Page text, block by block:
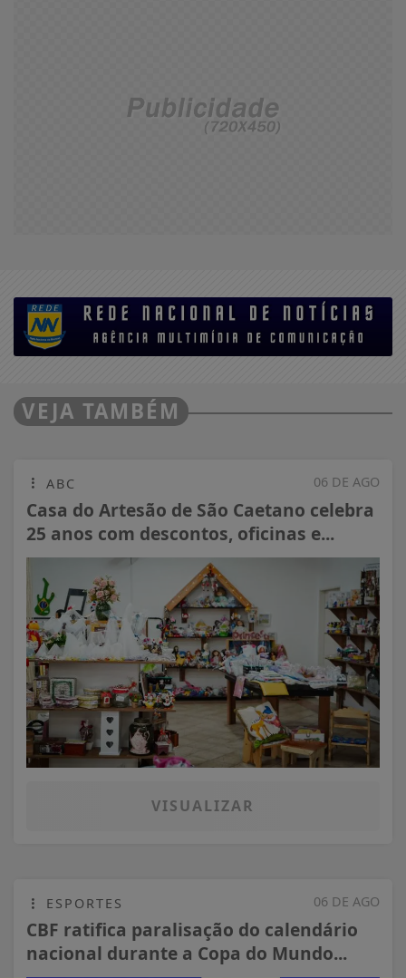
VEJA TAMBÉM
06 DE AGO
ABC
Casa do Artesão de São Caetano celebra
25 anos com descontos, oficinas e...
VISUALIZAR
06 DE AGO
ESPORTES
CBF ratifica paralisação do calendário
nacional durante a Copa do Mundo...